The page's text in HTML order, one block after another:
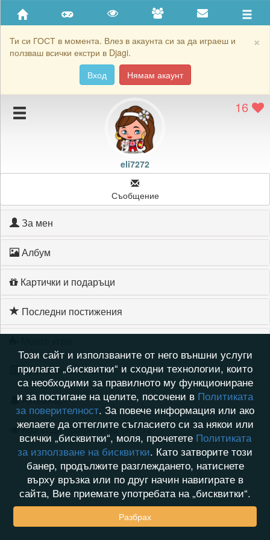
×
Ти си ГОСТ в момента. Влез в акаунта си за да играеш и
ползваш всички екстри в Djagi.
Вход
Нямам акаунт
Приятели
Хронология на игри
Подаръците на eli7272 16
eli7272
Съобщение
За мен
Албум
Картички и подаръци
Последни постижения
Хронология на игри
Активност
Кой видя профила на eli7272
Този сайт и използваните от него външни услуги
прилагат „бисквитки“ и сходни технологии, които
са необходими за правилното му функциониране
и за постигане на целите, посочени в Политиката
за поверителност. За повече информация или ако
желаете да оттеглите съгласието си за някои или
всички „бисквитки“, моля, прочетете Политиката
за използване на бисквитки. Като затворите този
банер, продължите разглеждането, натиснете
върху връзка или по друг начин навигирате в
сайта, Вие приемате употребата на „бисквитки“.
Разбрах